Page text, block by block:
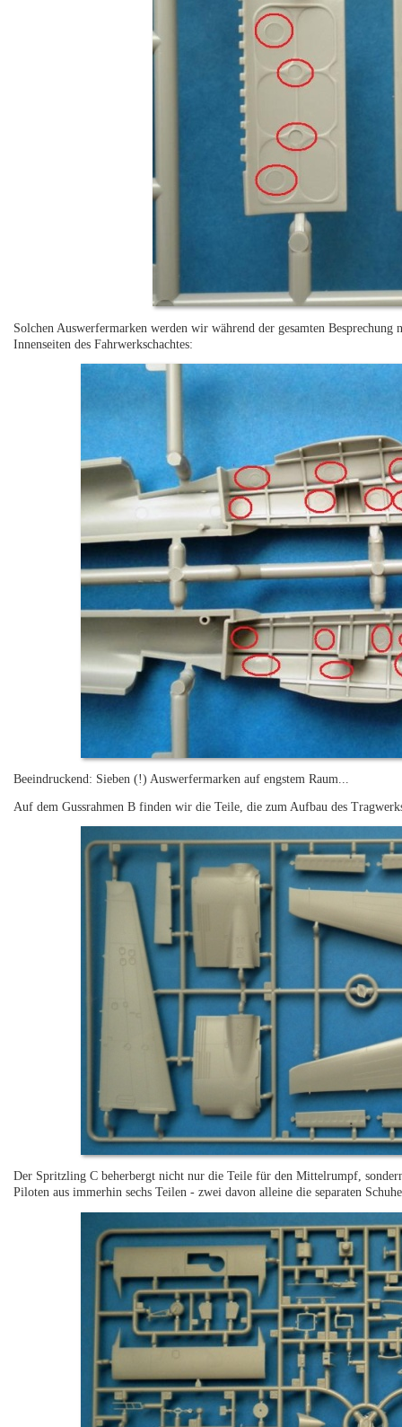
Solchen Auswerfermarken werden wir während der gesamten
Innenseiten des Fahrwerkschachtes:
Beeindruckend: Sieben (!) Auswerfermarken auf engstem Raum...
Auf dem Gussrahmen B finden wir die Teile, die zum Aufbau des
Der Spritzling C beherbergt nicht nur die Teile für den Mittelrumpf,
Piloten aus immerhin sechs Teilen - zwei davon alleine die separaten